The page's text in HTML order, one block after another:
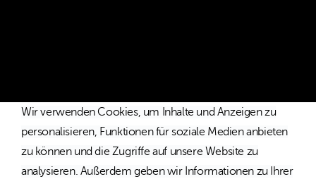
Wir verwenden Cookies, um Inhalte und Anzeigen zu
personalisieren, Funktionen für soziale Medien anbieten
zu können und die Zugriffe auf unsere Website zu
analysieren. Außerdem geben wir Informationen zu Ihrer